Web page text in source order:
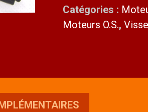
Kit
vis
61FX
Catégories :
Moteurs O.S.,